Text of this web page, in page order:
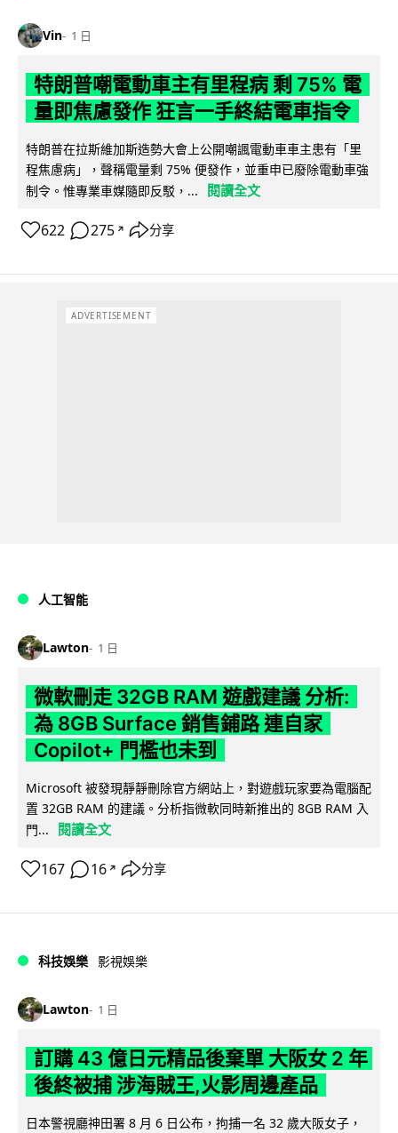
Vin 1 日
特朗普嘲電動車主有里程病 剩 75% 電
量即焦慮發作 狂言一手終結電車指令
特朗普在拉斯維加斯造勢大會上公開嘲諷電動車車主患有「里
程焦慮病」，聲稱電量剩 75% 便發作，並重申已廢除電動車強
制令。惟專業車媒隨即反駁，...
閱讀全文
622 275 ↗ 分享
ADVERTISEMENT
人工智能
Lawton 1 日
微軟刪走 32GB RAM 遊戲建議 分析:
為 8GB Surface 銷售鋪路 連自家
Copilot+ 門檻也未到
Microsoft 被發現靜靜刪除官方網站上，對遊戲玩家要為電腦配
置 32GB RAM 的建議。分析指微軟同時新推出的 8GB RAM 入
門...
閱讀全文
167 16 ↗ 分享
科技娛樂 影視娛樂
Lawton 1 日
訂購 43 億日元精品後棄單 大阪女 2 年
後終被捕 涉海賊王,火影周邊產品
日本警視廳神田署 8 月 6 日公布，拘捕一名 32 歲大阪女子，